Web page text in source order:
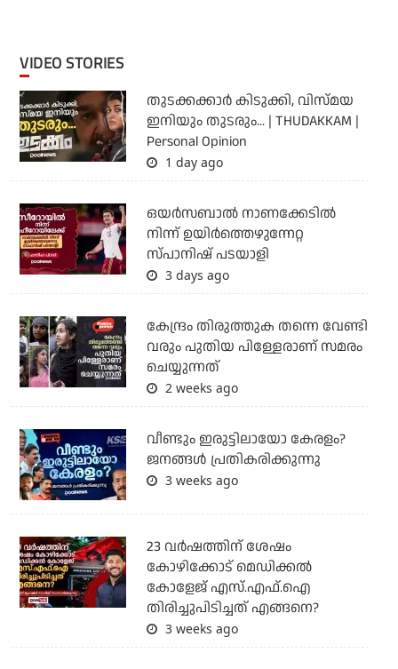
VIDEO STORIES
തുടക്കക്കാര്‍ കിടുക്കി, വിസ്മയ
ഇനിയും തുടരും... | THUDAKKAM |
Personal Opinion
1 day ago
ഒയര്‍സബാൽ നാണക്കേടിൽ
നിന്ന് ഉയിർത്തെഴുന്നേറ്റ
സ്പാനിഷ് പടയാളി
3 days ago
കേന്ദ്രം തിരുത്തുക തന്നെ വേണ്ടി
വരും പുതിയ പിള്ളേരാണ് സമരം
ചെയ്യുന്നത്
2 weeks ago
വീണ്ടും ഇരുട്ടിലായോ കേരളം?
ജനങ്ങൾ പ്രതികരിക്കുന്നു
3 weeks ago
23 വർഷത്തിന് ശേഷം
കോഴിക്കോട് മെഡിക്കൽ
കോളേജ് എസ്.എഫ്.ഐ
തിരിച്ചുപിടിച്ചത് എങ്ങനെ?
3 weeks ago